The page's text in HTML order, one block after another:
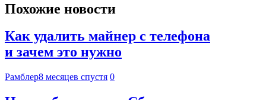
Похожие новости
Как удалить майнер с телефона
и зачем это нужно
Рамблер8 месяцев спустя 0